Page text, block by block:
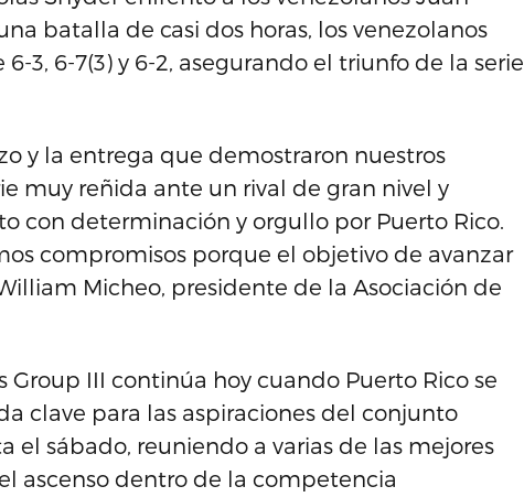
batalla de casi dos horas, los venezolanos
3, 6-7(3) y 6-2, asegurando el triunfo de la serie
y la entrega que demostraron nuestros
muy reñida ante un rival de gran nivel y
con determinación y orgullo por Puerto Rico.
compromisos porque el objetivo de avanzar
Micheo, presidente de la Asociación de
Group III continúa hoy cuando Puerto Rico se
clave para las aspiraciones del conjunto
el sábado, reuniendo a varias de las mejores
ascenso dentro de la competencia